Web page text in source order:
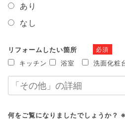
あり
なし
リフォームしたい箇所 必須
キッチン 浴室 洗面化粧
何をご覧になりましたでしょうか？